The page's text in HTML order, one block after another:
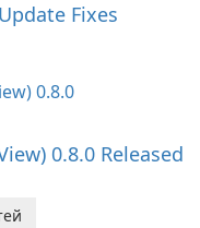
Fixes
0.8.0 Released